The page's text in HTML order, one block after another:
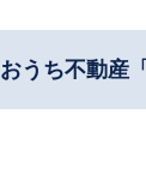
おうち不動産